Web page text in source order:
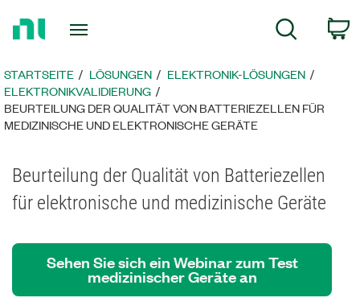
zur
Suche
STARTSEITE LÖSUNGEN
ELEKTRONIK-LÖSUNGEN
ELEKTRONIKVALIDIERUNG
BEURTEILUNG DER QUALITÄT VON BATTERIEZELLEN FÜR
MEDIZINISCHE UND ELEKTRONISCHE GERÄTE
Beurteilung der Qualität von Batteriezellen
für elektronische und medizinische Geräte
Sehen Sie sich ein Webinar zum Test
medizinischer Geräte an